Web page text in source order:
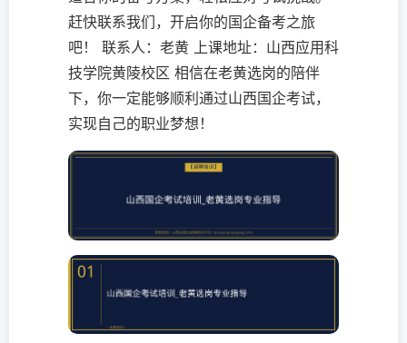
赶快联系我们，开启你的国企备考之旅
吧！ 联系人：老黄 上课地址：山西应用科
技学院黄陵校区 相信在老黄选岗的陪伴
下，你一定能够顺利通过山西国企考试，
实现自己的职业梦想！